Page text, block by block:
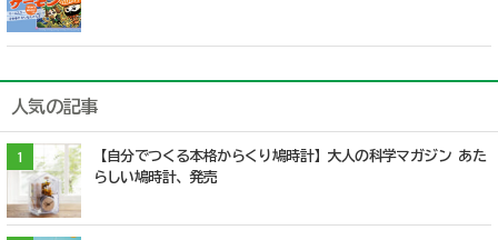
人気の記事
1
【自分でつくる本格からくり鳩時計】大人の科学マガジン あた
らしい鳩時計、発売